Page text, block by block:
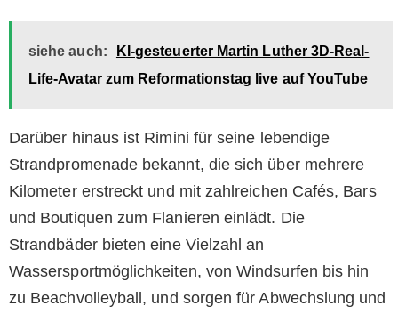
siehe auch:
KI-gesteuerter Martin Luther 3D-Real-
Life-Avatar zum Reformationstag live auf YouTube
Darüber hinaus ist Rimini für seine lebendige
Strandpromenade bekannt, die sich über mehrere
Kilometer erstreckt und mit zahlreichen Cafés, Bars
und Boutiquen zum Flanieren einlädt. Die
Strandbäder bieten eine Vielzahl an
Wassersportmöglichkeiten, von Windsurfen bis hin
zu Beachvolleyball, und sorgen für Abwechslung und